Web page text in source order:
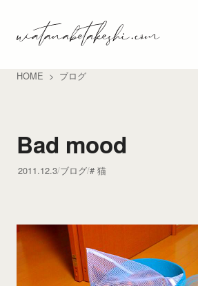
HOME ブログ
Bad mood
2011.12.3 ブログ 猫